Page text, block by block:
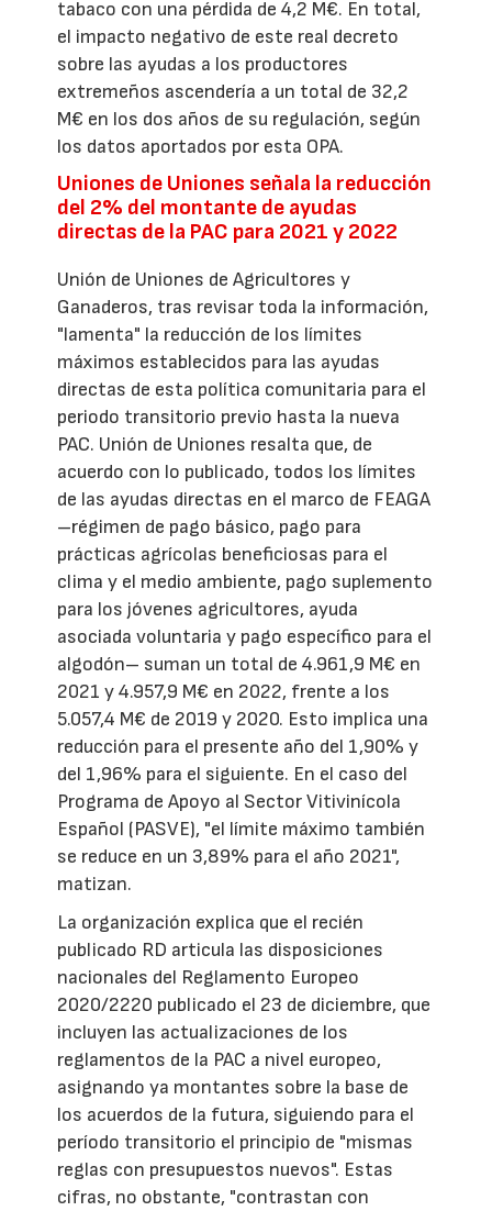
tabaco con una pérdida de 4,2 M€. En total,
el impacto negativo de este real decreto
sobre las ayudas a los productores
extremeños ascendería a un total de 32,2
M€ en los dos años de su regulación, según
los datos aportados por esta OPA.
Uniones de Uniones señala la reducción
del 2% del montante de ayudas
directas de la PAC para 2021 y 2022
Unión de Uniones de Agricultores y
Ganaderos, tras revisar toda la información,
"lamenta" la reducción de los límites
máximos establecidos para las ayudas
directas de esta política comunitaria para el
periodo transitorio previo hasta la nueva
PAC. Unión de Uniones resalta que, de
acuerdo con lo publicado, todos los límites
de las ayudas directas en el marco de FEAGA
–régimen de pago básico, pago para
prácticas agrícolas beneficiosas para el
clima y el medio ambiente, pago suplemento
para los jóvenes agricultores, ayuda
asociada voluntaria y pago específico para el
algodón– suman un total de 4.961,9 M€ en
2021 y 4.957,9 M€ en 2022, frente a los
5.057,4 M€ de 2019 y 2020. Esto implica una
reducción para el presente año del 1,90% y
del 1,96% para el siguiente. En el caso del
Programa de Apoyo al Sector Vitivinícola
Español (PASVE), "el límite máximo también
se reduce en un 3,89% para el año 2021",
matizan.
La organización explica que el recién
publicado RD articula las disposiciones
nacionales del Reglamento Europeo
2020/2220 publicado el 23 de diciembre, que
incluyen las actualizaciones de los
reglamentos de la PAC a nivel europeo,
asignando ya montantes sobre la base de
los acuerdos de la futura, siguiendo para el
período transitorio el principio de "mismas
reglas con presupuestos nuevos". Estas
cifras, no obstante, "contrastan con